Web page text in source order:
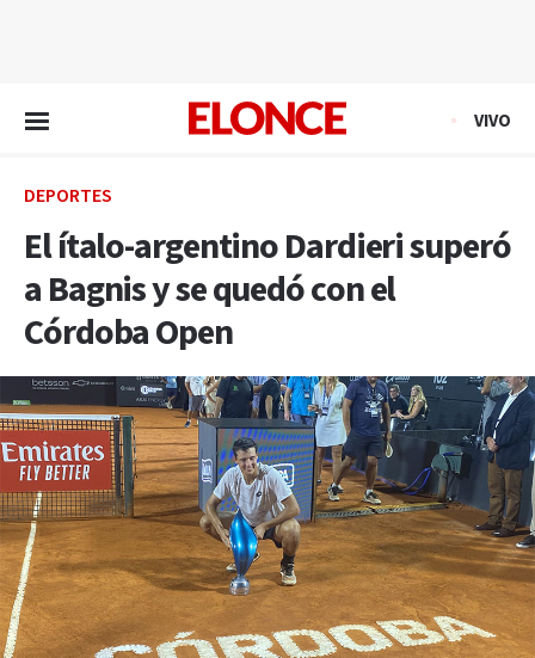
VIVO
DEPORTES
El ítalo-argentino Dardieri superó
a Bagnis y se quedó con el
Córdoba Open